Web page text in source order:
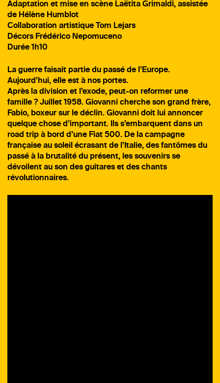
Adaptation et mise en scène Laëtita Grimaldi, assistée
de Hélène Humblot
Collaboration artistique Tom Lejars
Décors Frédérico Nepomuceno
Durée 1h10
La guerre faisait partie du passé de l’Europe.
Aujourd’hui, elle est à nos portes.
Après la division et l’exode, peut-on reformer une
famille ? Juillet 1958. Giovanni cherche son grand frère,
Fabio, boxeur sur le déclin. Giovanni doit lui annoncer
quelque chose d’important. Ils s’embarquent dans un
road trip à bord d’une Fiat 500. De la campagne
française au soleil écrasant de l’Italie, des fantômes du
passé à la brutalité du présent, les souvenirs se
dévoilent au son des guitares et des chants
révolutionnaires.